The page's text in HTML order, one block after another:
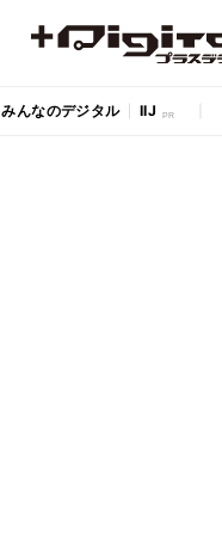
みんなのデジタル IIJ